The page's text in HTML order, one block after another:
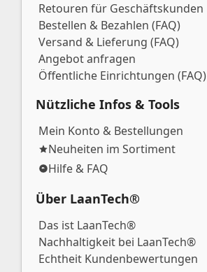
Retouren für Geschäftskunden
Bestellen & Bezahlen (FAQ)
Versand & Lieferung (FAQ)
Angebot anfragen
Öffentliche Einrichtungen (FAQ)
Nützliche Infos & Tools
Mein Konto & Bestellungen
Neuheiten im Sortiment
Hilfe & FAQ
Über LaanTech®
Das ist LaanTech®
Nachhaltigkeit bei LaanTech®
Echtheit Kundenbewertungen